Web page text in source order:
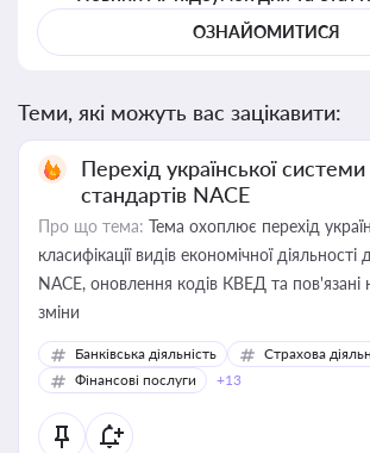
ОЗНАЙОМИТИСЯ
Теми, які можуть вас зацікавити:
Перехід української
стандартів NACE
Про що тема: Тема охоплює перехід
класифікації видів економічної діяльності
NACE, оновлення кодів КВЕД та пов'язані
зміни
Банківська діяльність
Страхова
Фінансові послуги
+13